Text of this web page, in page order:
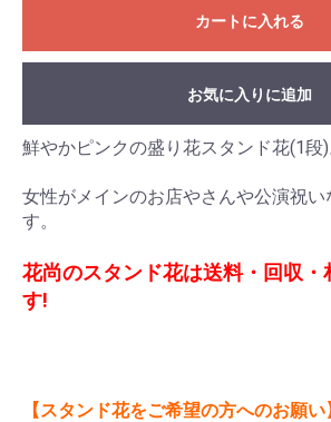
カートに入れる
お気に入りに追加
鮮やかピンクの盛り花スタンド花(1段)
女性がメインのお店やさんや公演祝
す。
花尚のスタンド花は送料・回収・
す!
【スタンド花をご希望の方へのお願い